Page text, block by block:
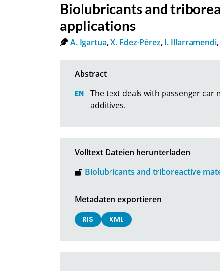
Biolubricants and
applications
A. Igartua,X. Fdez-Pérez, I. Illarramendi,
The text deals with passenger car
additives.
Volltext Dateien herunterladen
Biolubricants and triboreactive
Metadaten exportieren
RIS XML